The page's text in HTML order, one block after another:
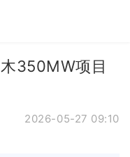
350MW项目
2026-05-27 09:10